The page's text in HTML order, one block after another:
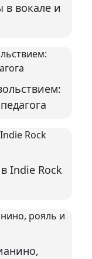
в вокале и
Indie Rock